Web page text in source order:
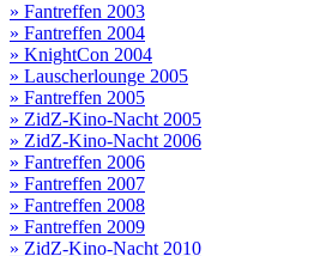
» Fantreffen 2003
» Fantreffen 2004
» KnightCon 2004
» Lauscherlounge 2005
» Fantreffen 2005
» ZidZ-Kino-Nacht 2005
» ZidZ-Kino-Nacht 2006
» Fantreffen 2006
» Fantreffen 2007
» Fantreffen 2008
» Fantreffen 2009
» ZidZ-Kino-Nacht 2010